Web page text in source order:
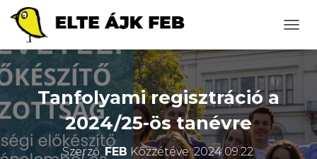
A
I
G
Á
C
Ó
Tanfolyami regisztráció a
2024/25-ös tanévre
Szerző: FEB Közzétéve:2024.09.22.